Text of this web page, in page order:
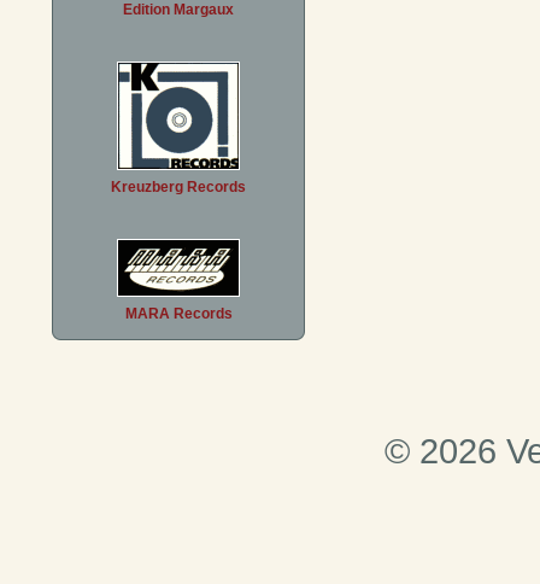
Edition Margaux
Kreuzberg Records
MARA Records
© 2026